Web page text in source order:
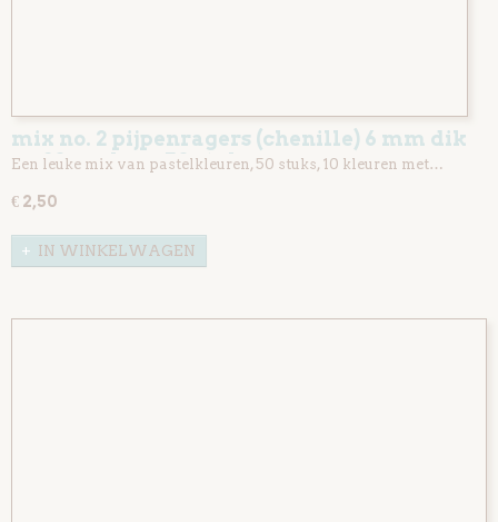
mix no. 2 pijpenragers (chenille) 6 mm dik
en 30 cm lang 50 stuks
Een leuke mix van pastelkleuren, 50 stuks, 10 kleuren met…
€ 2,50
IN WINKELWAGEN